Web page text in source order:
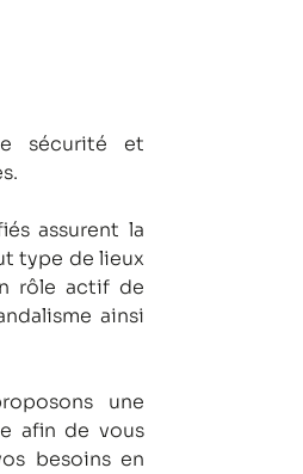
sécurité et
assurent la
type de lieux
rôle actif de
ainsi
une
afin de vous
besoins en